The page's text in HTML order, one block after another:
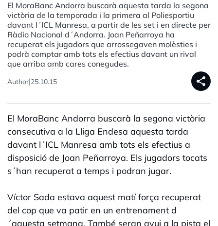
El MoraBanc Andorra buscarà aquesta tarda la segona
victòria de la temporada i la primera al Poliesportiu
davant l´ICL Manresa, a partir de les set i en directe per
Ràdio Nacional d´Andorra. Joan Peñarroya ha
recuperat els jugadors que arrossegaven molèsties i
podrà comptar amb tots els efectius davant un rival
que arriba amb cares conegudes.
Author|25.10.15 share
El MoraBanc Andorra buscarà la segona victòria
consecutiva a la Lliga Endesa aquesta tarda
davant l´ICL Manresa amb tots els efectius a
disposició de Joan Peñarroya. Els jugadors tocats
s´han recuperat a temps i podran jugar.
Víctor Sada estava aquest matí força recuperat
del cop que va patir en un entrenament d
´aquesta setmana. També seran avui a la pista el